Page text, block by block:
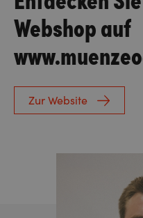
Webshop auf
Zur Website